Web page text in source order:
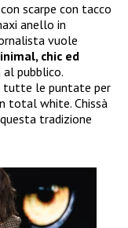
scarpe con tacco
anello in
vuole
chic ed
pubblico.
tutte le puntate per
total white. Chissà
tradizione